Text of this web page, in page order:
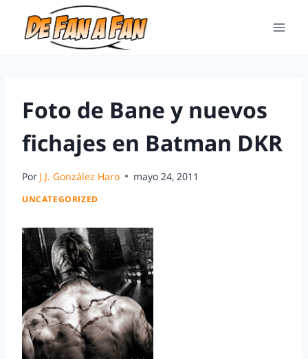
Foto de Bane y nuevos
fichajes en Batman DKR
Por J.J. González Haro mayo 24, 2011
UNCATEGORIZED